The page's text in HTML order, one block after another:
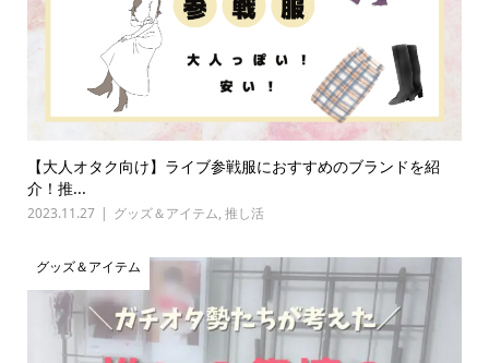
【大人オタク向け】ライブ参戦服におすすめのブランドを紹
介！推...
2023.11.27 グッズ＆アイテム, 推し活
グッズ＆アイテム